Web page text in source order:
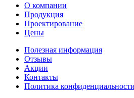
О компании
Продукция
Проектирование
Цены
Полезная информация
Отзывы
Акции
Контакты
Политика конфиденциальности